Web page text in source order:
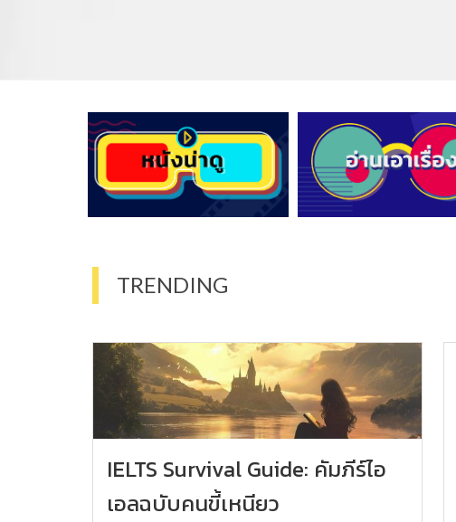
TRENDING
IELTS Survival Guide: คัมภีร์ไอ
เอลฉบับคนขี้เหนียว